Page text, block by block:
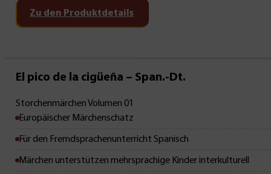
Zu den Produktdetails
Mit Leseprobe!
El pico de la cigüeña – Span.-Dt.
Storchenmärchen Volumen 01
Europäischer Märchenschatz
Für den Fremdsprachenunterricht Spanisch
Märchen unterstützen mehrsprachige Kinder interkulturell